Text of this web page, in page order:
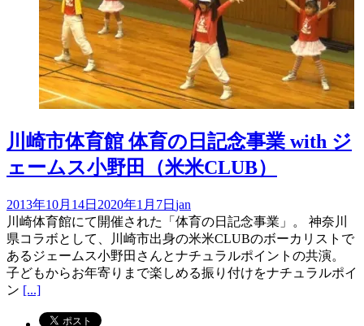
川崎市体育館 体育の日記念事業 with ジ
ェームス小野田（米米CLUB）
2013年10月14日 2020年1月7日 jan
川崎体育館にて開催された「体育の日記念事業」。 神奈川
県コラボとして、川崎市出身の米米CLUBのボーカリストで
あるジェームス小野田さんとナチュラルポイントの共演。
子どもからお年寄りまで楽しめる振り付けをナチュラルポイ
ン [...]